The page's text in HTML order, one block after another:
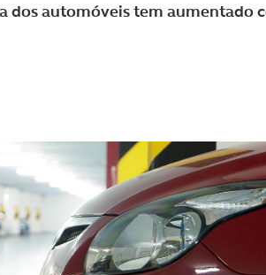
dos automóveis tem aumentado